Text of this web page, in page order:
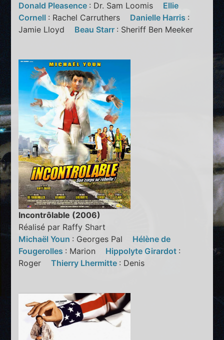
Donald Pleasence : Dr. Sam Loomis Ellie
Cornell : Rachel Carruthers Danielle Harris :
Jamie Lloyd Beau Starr : Sheriff Ben Meeker
Incontrôlable (2006)
Réalisé par Raffy Shart
Michaël Youn : Georges Pal Hélène de
Fougerolles : Marion Hippolyte Girardot :
RogerThierry Lhermitte : Denis